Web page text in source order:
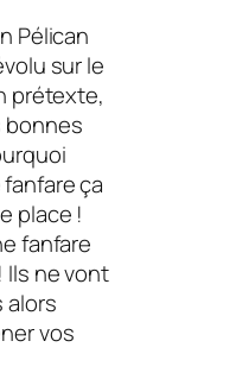
Pélican
sur le
prétexte,
bonnes
ça
place !
fanfare
Ils ne vont
alors
vos